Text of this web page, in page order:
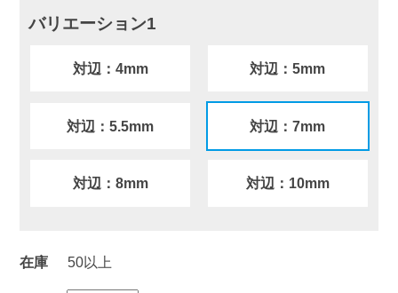
バリエーション1
対辺：4mm 対辺：5mm
対辺：5.5mm 対辺：7mm
対辺：8mm 対辺：10mm
在庫 50以上